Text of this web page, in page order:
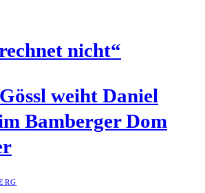
nicht“
weiht Dani­el
Bam­ber­ger Dom